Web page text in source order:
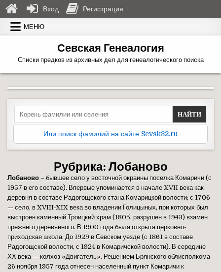
Перейти к содержимому
МЕНЮ
Севская Генеалогия
Списки предков из архивных дел для генеалогического поиска
Search for:
Или поиск фамилий на сайте Sevsk32.ru
Рубрика:Лобаново
Лобаново – бывшее село у восточной окраины поселка Комаричи (с
1957 в его составе). Впервые упоминается в начале XVII века как
деревня в составе Радогощского стана Комарицкой волости; с 1706
— село, в XVIII-XIX века во владении Голицыных, при которых был
выстроен каменный Троицкий храм (1805, разрушен в 1943) взамен
прежнего деревянного. В 1900 года была открыта церковно-
приходская школа. До 1929 в Севском уезде (с 1861 в составе
Радогощской волости, с 1924 в Комаричской волости). В середине
ХХ века — колхоз «Двигатель». Решением Брянского облисполкома
26 ноября 1957 года отнесен населенный пункт Комаричи к
Вход Регистрация